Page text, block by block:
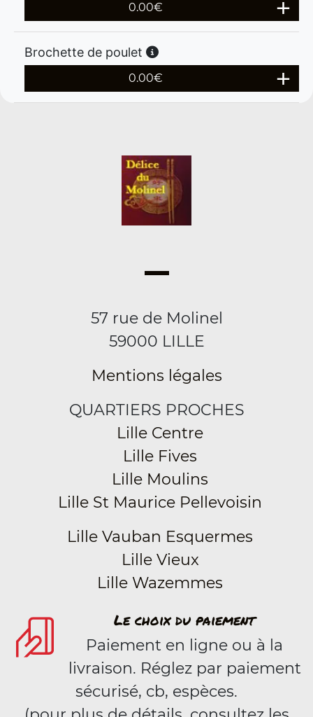
0.00€
Brochette de poulet
0.00€
57 rue de Molinel
59000 LILLE
Mentions légales
QUARTIERS PROCHES
Lille Centre
Lille Fives
Lille Moulins
Lille St Maurice Pellevoisin
Lille Vauban Esquermes
Lille Vieux
Lille Wazemmes
Le choix du paiement
Paiement en ligne ou à la
livraison. Réglez par paiement
sécurisé, cb, espèces.